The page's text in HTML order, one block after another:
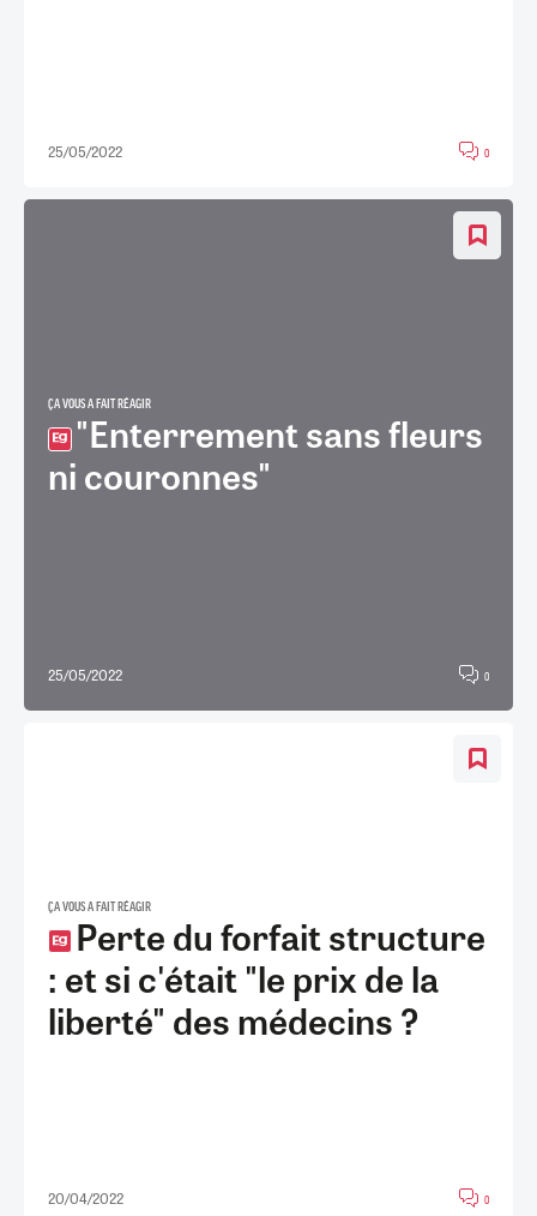
25/05/2022 0
ÇA VOUS A FAIT RÉAGIR
"Enterrement sans fleurs
ni couronnes"
25/05/2022 0
ÇA VOUS A FAIT RÉAGIR
Perte du forfait structure
: et si c'était "le prix de la
liberté" des médecins ?
20/04/2022 0